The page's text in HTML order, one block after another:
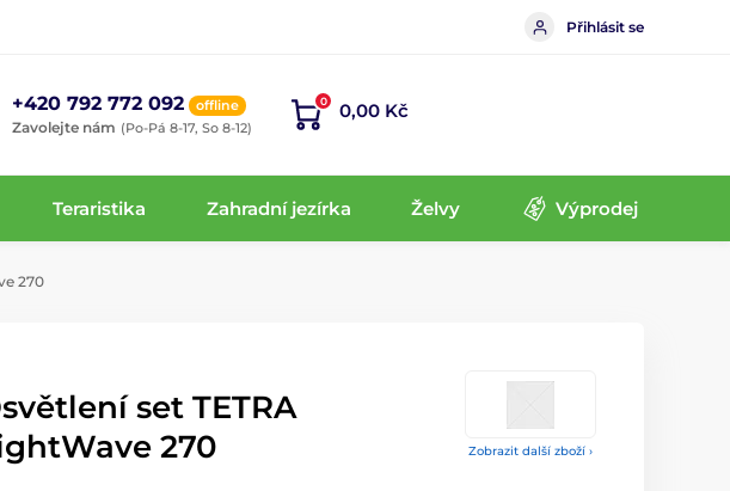
Přihlásit se
+420 792 772 092 offline
Zavolejte nám (Po-Pá 8-17, So 8-12)
0 0,00 Kč
Teraristika Zahradní jezírka Želvy Výprodej
270
Zobrazit další zboží ›
set TETRA
270